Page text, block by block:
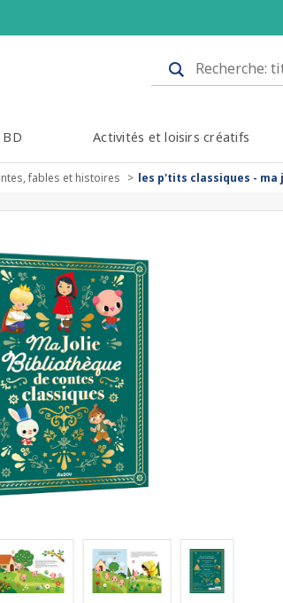
Activités et loisirs créatifs
fables et histoires les p'tits classiques -